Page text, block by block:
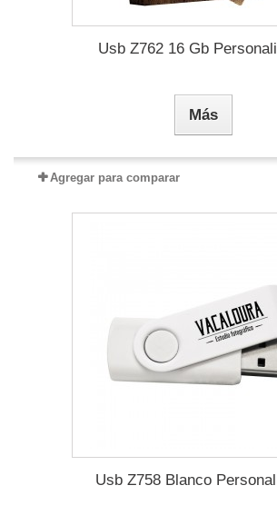
Usb Z762 16 Gb
Más
Agregar para comparar
Usb Z758 Blanco